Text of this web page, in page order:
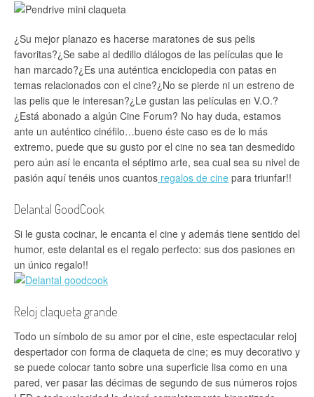
¿Su mejor planazo es hacerse maratones de sus pelis
favoritas?¿Se sabe al dedillo diálogos de las películas que le
han marcado?¿Es una auténtica enciclopedia con patas en
temas relacionados con el cine?¿No se pierde ni un estreno de
las pelis que le interesan?¿Le gustan las películas en V.O.?
¿Está abonado a algún Cine Forum? No hay duda, estamos
ante un auténtico cinéfilo…bueno éste caso es de lo más
extremo, puede que su gusto por el cine no sea tan desmedido
pero aún así le encanta el séptimo arte, sea cual sea su nivel de
pasión aquí tenéis unos cuantos regalos de cine para triunfar!!
Delantal GoodCook
Si le gusta cocinar, le encanta el cine y además tiene sentido del
humor, este delantal es el regalo perfecto: sus dos pasiones en
un único regalo!!
Reloj claqueta grande
Todo un símbolo de su amor por el cine, este espectacular reloj
despertador con forma de claqueta de cine; es muy decorativo y
se puede colocar tanto sobre una superficie lisa como en una
pared, ver pasar las décimas de segundo de sus números rojos